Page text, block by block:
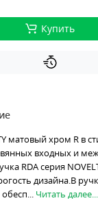
Купить
матовый хром R в
входных и
RDA серия
дизайна.В
Читать далее...